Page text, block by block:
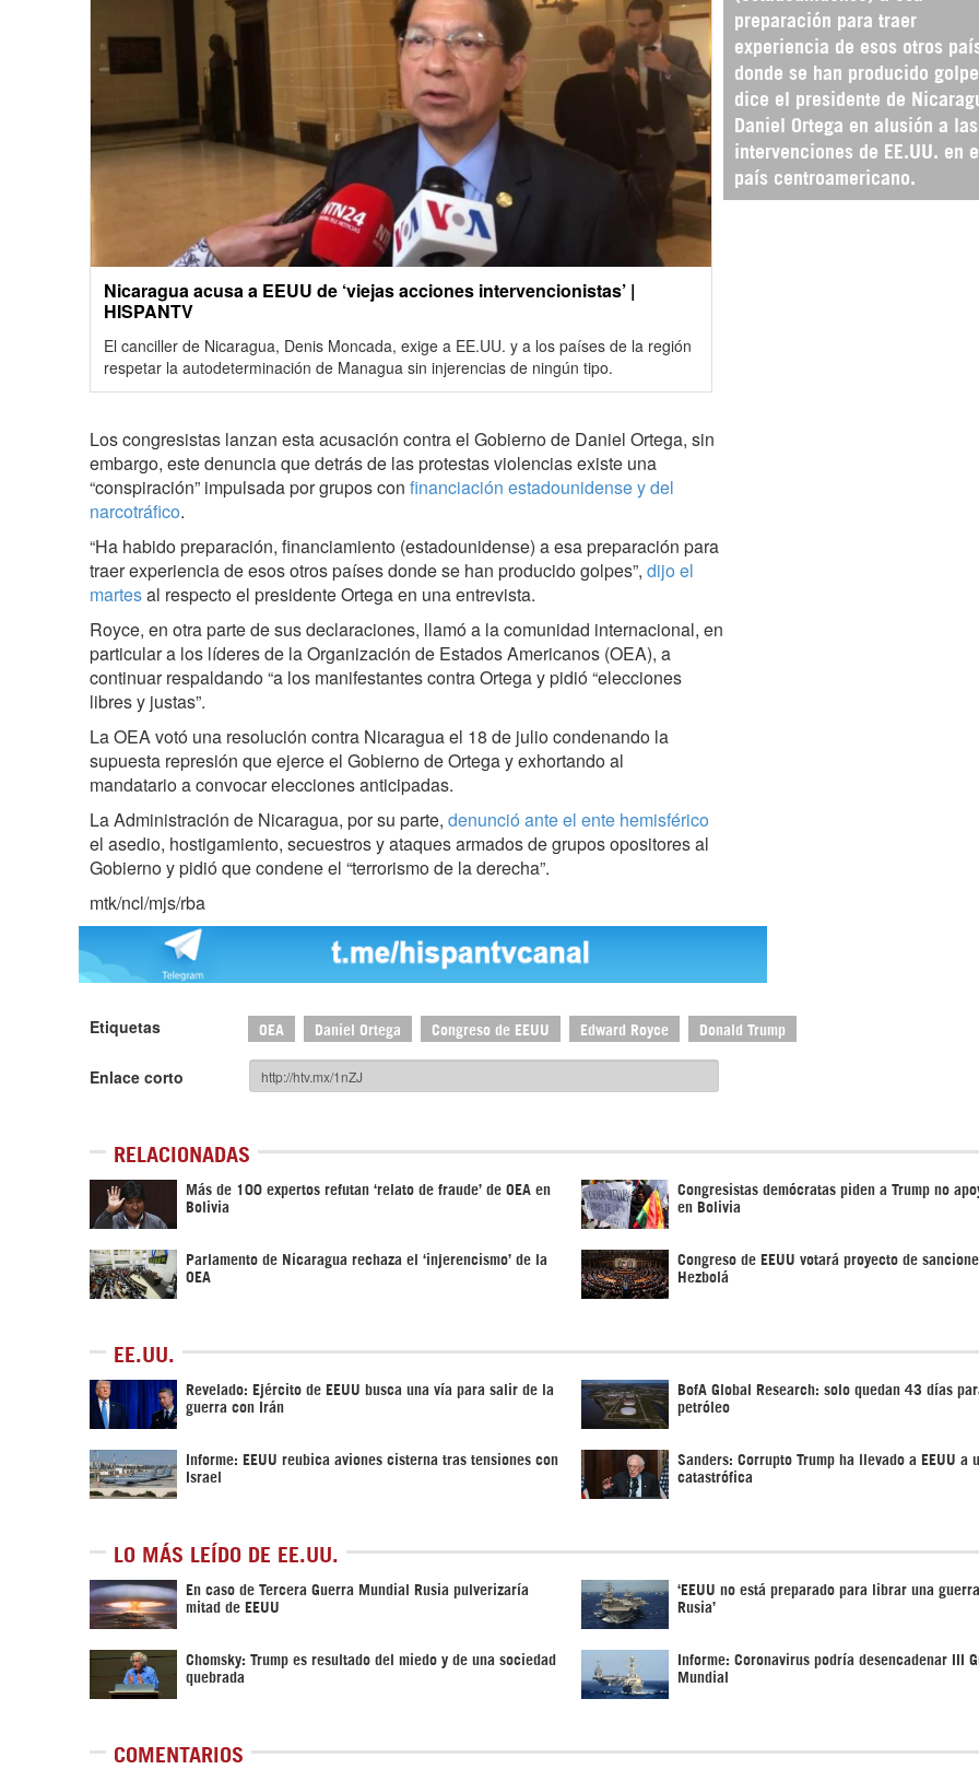
preparación para traer
experiencia de esos otros
donde se han producido
dice el presidente de
Daniel Ortega en alusión a las
intervenciones de EE.UU. en el
país centroamericano.
Nicaragua acusa a EEUU de ‘viejas acciones intervencionistas’ |
HISPANTV
El canciller de Nicaragua, Denis Moncada, exige a EE.UU. y a los países de la región
respetar la autodeterminación de Managua sin injerencias de ningún tipo.
Los congresistas lanzan esta acusación contra el Gobierno de Daniel Ortega, sin
embargo, este denuncia que detrás de las protestas violencias existe una
“conspiración” impulsada por grupos con financiación estadounidense y del
narcotráfico.
“Ha habido preparación, financiamiento (estadounidense) a esa preparación para
traer experiencia de esos otros países donde se han producido golpes”, dijo el
martesal respecto el presidente Ortega en una entrevista.
Royce, en otra parte de sus declaraciones, llamó a la comunidad internacional, en
particular a los líderes de la Organización de Estados Americanos (OEA), a
continuar respaldando “a los manifestantes contra Ortega y pidió “elecciones
libres y justas”.
La OEA votó una resolución contra Nicaragua el 18 de julio condenando la
supuesta represión que ejerce el Gobierno de Ortega y exhortando al
mandatario a convocar elecciones anticipadas.
La Administración de Nicaragua, por su parte, denunció ante el ente hemisférico
el asedio, hostigamiento, secuestros y ataques armados de grupos opositores al
Gobierno y pidió que condene el “terrorismo de la derecha”.
mtk/ncl/mjs/rba
Etiquetas OEA Daniel Ortega Congreso de EEUU Edward Royce Donald Trump
Enlace corto
RELACIONADAS
Más de 100 expertos refutan ‘relato de fraude’ de OEA en
Bolivia
Congresistas demócratas piden a Trump no
en Bolivia
Parlamento de Nicaragua rechaza el ‘injerencismo’ de la
OEA
Congreso de EEUU votará proyecto de
Hezbolá
EE.UU.
Revelado: Ejército de EEUU busca una vía para salir de la
guerra con Irán
BofA Global Research: solo quedan 43 días
petróleo
Informe: EEUU reubica aviones cisterna tras tensiones con
Israel
Sanders: Corrupto Trump ha llevado a EEUU a
catastrófica
LO MÁS LEÍDO DE EE.UU.
En caso de Tercera Guerra Mundial Rusia pulverizaría
mitad de EEUU
‘EEUU no está preparado para librar una
Rusia’
Chomsky: Trump es resultado del miedo y de una sociedad
quebrada
Informe: Coronavirus podría desencadenar III
Mundial
COMENTARIOS